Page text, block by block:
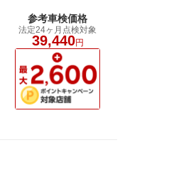
参考車検価格
法定24ヶ月点検対象
39,440円